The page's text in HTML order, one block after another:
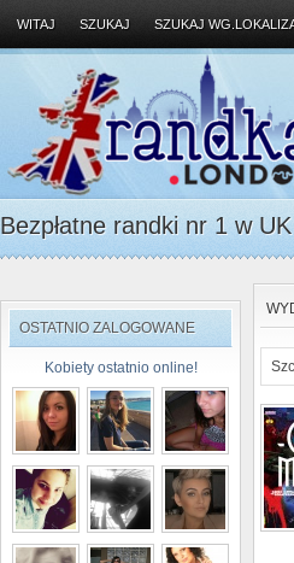
WITAJ SZUKAJ SZUKAJ
Bezpłatne randki nr 1 w
OSTATNIO ZALOGOWANE
Kobiety ostatnio online!